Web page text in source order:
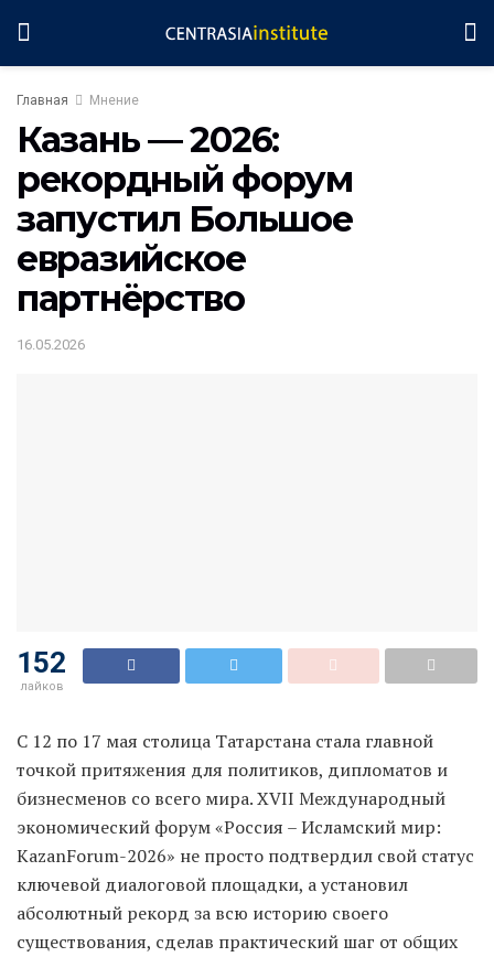
Главная Мнение
Казань — 2026:
рекордный форум
запустил Большое
евразийское
партнёрство
16.05.2026
152
лайков
С 12 по 17 мая столица Татарстана стала главной
точкой притяжения для политиков, дипломатов и
бизнесменов со всего мира. XVII Международный
экономический форум «Россия – Исламский мир:
KazanForum-2026» не просто подтвердил свой статус
ключевой диалоговой площадки, а установил
абсолютный рекорд за всю историю своего
существования, сделав практический шаг от общих